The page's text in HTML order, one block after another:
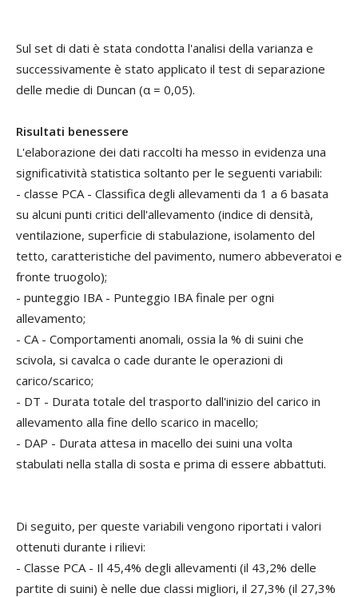
Sul set di dati è stata condotta l'analisi della varianza e
successivamente è stato applicato il test di separazione
delle medie di Duncan (α = 0,05).
Risultati benessere
L'elaborazione dei dati raccolti ha messo in evidenza una
significatività statistica soltanto per le seguenti variabili:
- classe PCA - Classifica degli allevamenti da 1 a 6 basata
su alcuni punti critici dell'allevamento (indice di densità,
ventilazione, superficie di stabulazione, isolamento del
tetto, caratteristiche del pavimento, numero abbeveratoi e
fronte truogolo);
- punteggio IBA - Punteggio IBA finale per ogni
allevamento;
- CA - Comportamenti anomali, ossia la % di suini che
scivola, si cavalca o cade durante le operazioni di
carico/scarico;
- DT - Durata totale del trasporto dall'inizio del carico in
allevamento alla fine dello scarico in macello;
- DAP - Durata attesa in macello dei suini una volta
stabulati nella stalla di sosta e prima di essere abbattuti.
Di seguito, per queste variabili vengono riportati i valori
ottenuti durante i rilievi:
- Classe PCA - Il 45,4% degli allevamenti (il 43,2% delle
partite di suini) è nelle due classi migliori, il 27,3% (il 27,3%